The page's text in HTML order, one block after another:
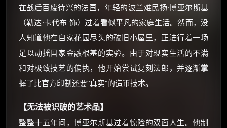
在战后百废待兴的法国，年轻的波兰难民扬·博亚尔斯基
（勒达·卡代布 饰）过着看似平凡的家庭生活。然而，没
人知道他在自家花园尽头的破旧小屋里，正进行着一场
足以动摇国家金融根基的实验。由于对现实生活的不满
和对极致技艺的偏执，他开始尝试复刻法郎，并逐渐掌
握了比官方印制还要“真实”的造币技术。
【无法被识破的艺术品】
整整十五年间，博亚尔斯基过着惊险的双面人生。他制
🧧 福利领取站 ×
☕
朋友们辛苦了 💦
如夸克12个月送14天 最低75元！
价格有浮动，请直接搜索查最低价！